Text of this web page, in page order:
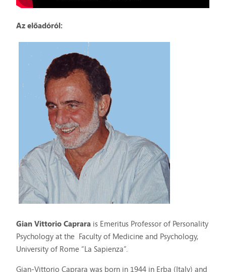
Az előadóról:
Gian Vittorio Caprara is Emeritus Professor of Personality
Psychology at the Faculty of Medicine and Psychology,
University of Rome “La Sapienza”.
Gian-Vittorio Caprara was born in 1944 in Erba (Italy) and